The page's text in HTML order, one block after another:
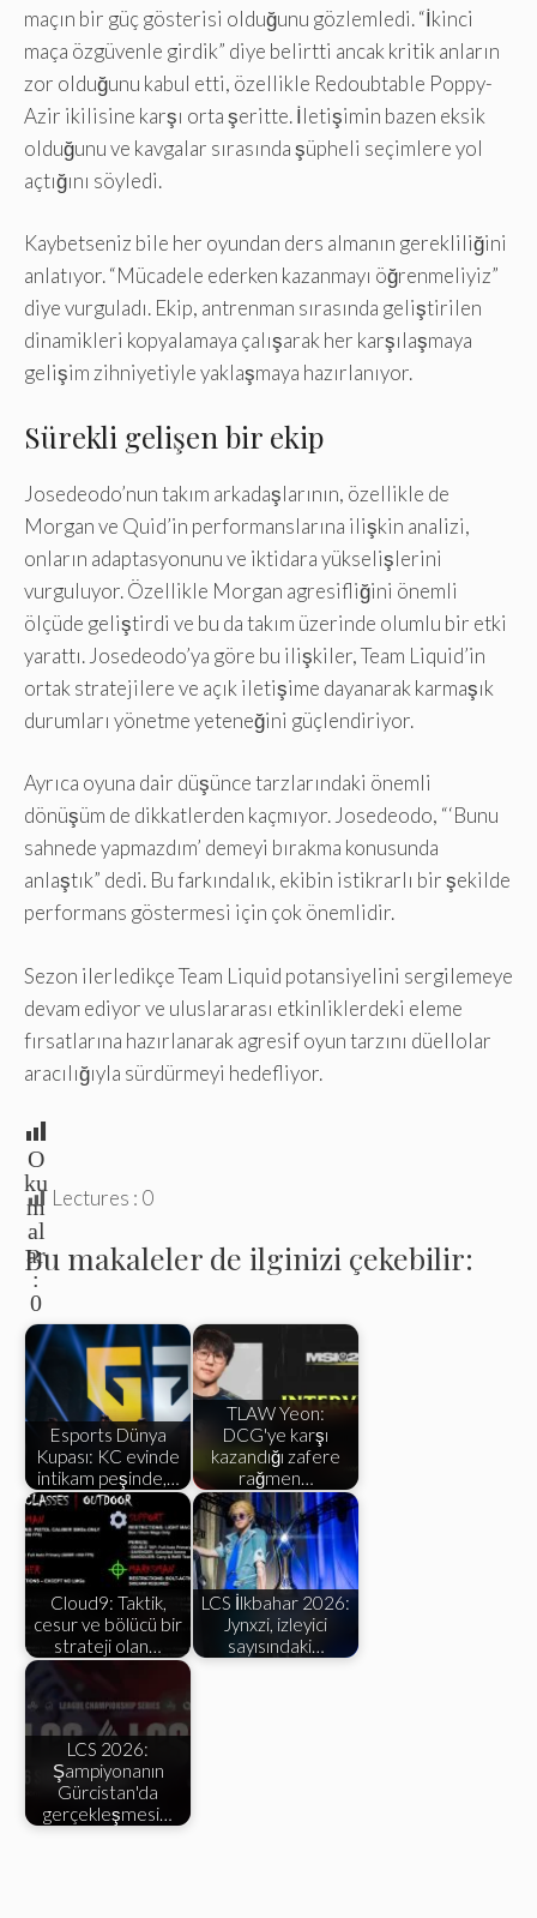
maçın bir güç gösterisi olduğunu gözlemledi. “İkinci
maça özgüvenle girdik” diye belirtti ancak kritik anların
zor olduğunu kabul etti, özellikle Redoubtable Poppy-
Azir ikilisine karşı orta şeritte. İletişimin bazen eksik
olduğunu ve kavgalar sırasında şüpheli seçimlere yol
açtığını söyledi.
Kaybetseniz bile her oyundan ders almanın gerekliliğini
anlatıyor. “Mücadele ederken kazanmayı öğrenmeliyiz”
diye vurguladı. Ekip, antrenman sırasında geliştirilen
dinamikleri kopyalamaya çalışarak her karşılaşmaya
gelişim zihniyetiyle yaklaşmaya hazırlanıyor.
Sürekli gelişen bir ekip
Josedeodo’nun takım arkadaşlarının, özellikle de
Morgan ve Quid’in performanslarına ilişkin analizi,
onların adaptasyonunu ve iktidara yükselişlerini
vurguluyor. Özellikle Morgan agresifliğini önemli
ölçüde geliştirdi ve bu da takım üzerinde olumlu bir etki
yarattı. Josedeodo’ya göre bu ilişkiler, Team Liquid’in
ortak stratejilere ve açık iletişime dayanarak karmaşık
durumları yönetme yeteneğini güçlendiriyor.
Ayrıca oyuna dair düşünce tarzlarındaki önemli
dönüşüm de dikkatlerden kaçmıyor. Josedeodo, “‘Bunu
sahnede yapmazdım’ demeyi bırakma konusunda
anlaştık” dedi. Bu farkındalık, ekibin istikrarlı bir şekilde
performans göstermesi için çok önemlidir.
Sezon ilerledikçe Team Liquid potansiyelini sergilemeye
devam ediyor ve uluslararası etkinliklerdeki eleme
fırsatlarına hazırlanarak agresif oyun tarzını düellolar
aracılığıyla sürdürmeyi hedefliyor.
O
ku
m
al
ar
:
0
Lectures : 0
Bu makaleler de ilginizi çekebilir:
Esports Dünya
Kupası: KC evinde
intikam peşinde,…
TLAW Yeon:
DCG'ye karşı
kazandığı zafere
rağmen…
Cloud9: Taktik,
cesur ve bölücü bir
strateji olan…
LCS İlkbahar 2026:
Jynxzi, izleyici
sayısındaki…
LCS 2026:
Şampiyonanın
Gürcistan'da
gerçekleşmesi…